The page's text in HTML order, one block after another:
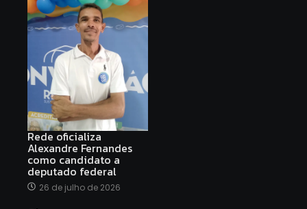
Rede oficializa
Alexandre Fernandes
como candidato a
deputado federal
26 de julho de 2026